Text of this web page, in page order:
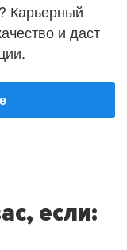
Карьерный
и даст
если: